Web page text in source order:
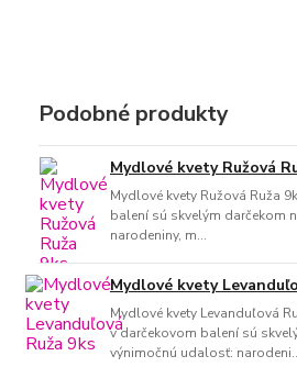
Podobné produkty
Mydlové kvety Ružová
Mydlové kvety Ružová Ruža
balení sú skvelým darčekom
narodeniny, m...
Mydlové kvety
Mydlové kvety Levanduľová
v darčekovom balení sú
výnimočnú udalosť: